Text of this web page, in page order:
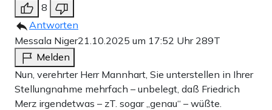
8
Antworten
Messala Niger21.10.2025 um 17:52 Uhr 289T
Melden
Nun, verehrter Herr Mannhart, Sie unterstellen in Ihrer
Stellungnahme mehrfach – unbelegt, daß Friedrich
Merz irgendetwas – zT. sogar „genau“ – wüßte.